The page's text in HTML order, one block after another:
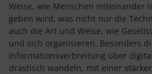
Weise, wie Menschen miteinander
geben wird, was nicht nur die
auch die Art und Weise, wie
und sich organisieren. Besonders
Informationsverbreitung über
drastisch wandeln, mit einer